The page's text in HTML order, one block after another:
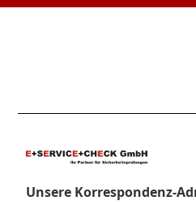
Unsere Korrespondenz-